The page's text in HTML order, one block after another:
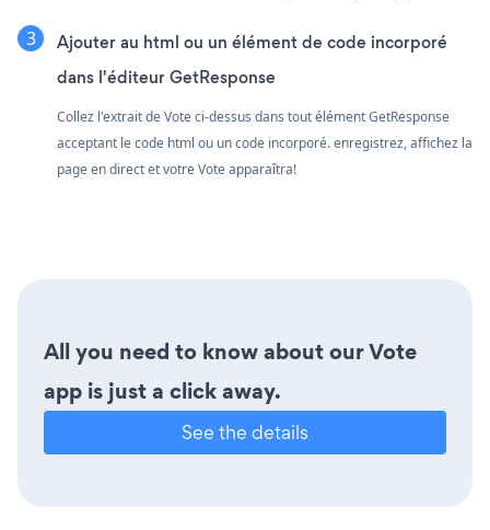
Ajouter au html ou un élément de code incorporé
dans l'éditeur GetResponse
Collez l'extrait de Vote ci-dessus dans tout élément GetResponse
acceptant le code html ou un code incorporé. enregistrez, affichez la
page en direct et votre Vote apparaîtra!
All you need to know about our Vote
app is just a click away.
See the details